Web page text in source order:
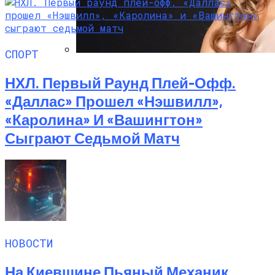
Танцевальный Мастер-Класс На Пляже
В Турции
СПОРТ
НХЛ. Первый Раунд Плей-Офф.
«Даллас» Прошел «Нэшвилл»,
«Каролина» И «Вашингтон»
Сыграют Седьмой Матч
НОВОСТИ
На Киевщине Пьяный Механик